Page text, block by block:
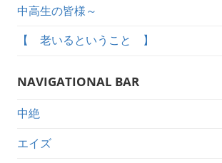
中高生の皆様～
【 老いるということ 】
NAVIGATIONAL BAR
中絶
エイズ